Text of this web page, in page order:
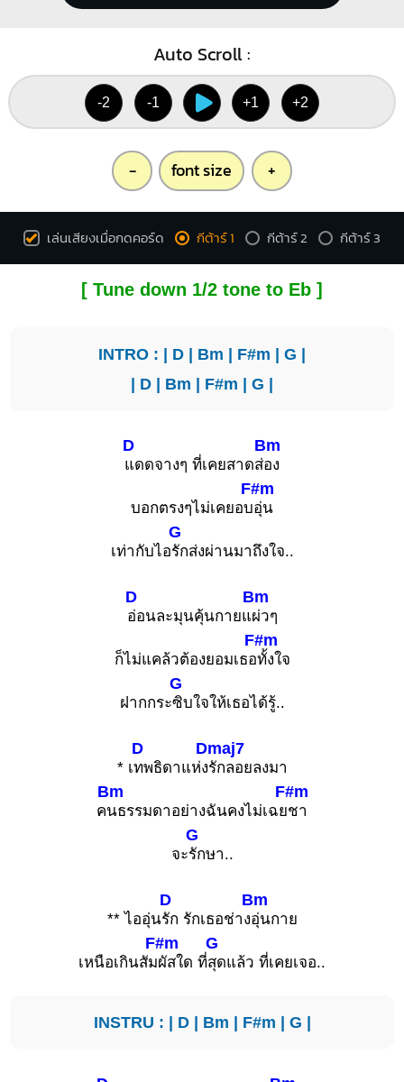
Auto Scroll :
-2 -1 +1 +2
- font size +
เล่นเสียงเมื่อกดคอร์ด กีต้าร์ 1 กีต้าร์ 2 กีต้าร์ 3
[ Tune down 1/2 tone to Eb ]
INTRO : | D | Bm | F#m | G |
| D | Bm | F#m | G |
D
แดดจางๆ ที่เคยสาดส่
Bm
อง
บอกตรงๆไม่เคยอบ
F#m
อุ่น
เท่ากับไอ
G
รักส่งผ่านมาถึงใจ..
D
อ่อนละมุนคุ้นกายแ
Bm
ผ่วๆ
ก็ไม่แคล้วต้องยอมเธอ
F#m
ทั้งใจ
ฝากกระ
G
ซิบใจให้เธอได้รู้..
* เ
D
ทพธิดาแห่ง
Dmaj7
รักลอยลงมา
ค
Bm
นธรรมดาอย่างฉันคงไม่เฉย
F#m
ชา
จะ
G
รักษา..
** ไออุ่น
D
รัก รักเธอช่าง
Bm
อุ่นกาย
เหนือเกินสัม
F#m
ผัสใด ที่
G
สุดแล้ว ที่เคยเจอ..
INSTRU : | D| Bm | F#m | G |